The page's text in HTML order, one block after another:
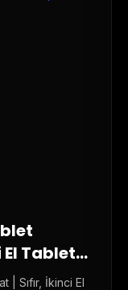
El Tablet
| Sıfır, İkinci El